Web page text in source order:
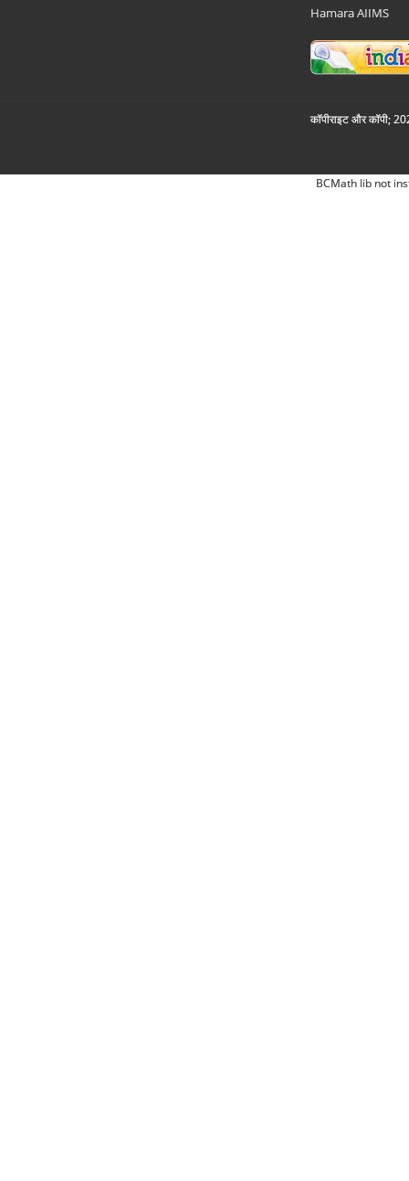
Hamara AIIMS
कॉपीराइट और कॉपी;
BCMath lib not